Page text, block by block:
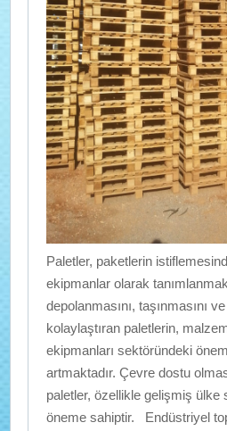
Paletler, paketlerin
ekipmanlar olarak
depolanmasını, taşınmasını
kolaylaştıran paletlerin,
ekipmanları sektöründeki
artmaktadır. Çevre dostu
paletler, özellikle gelişmiş ülke
öneme sahiptir. Endüstriyel